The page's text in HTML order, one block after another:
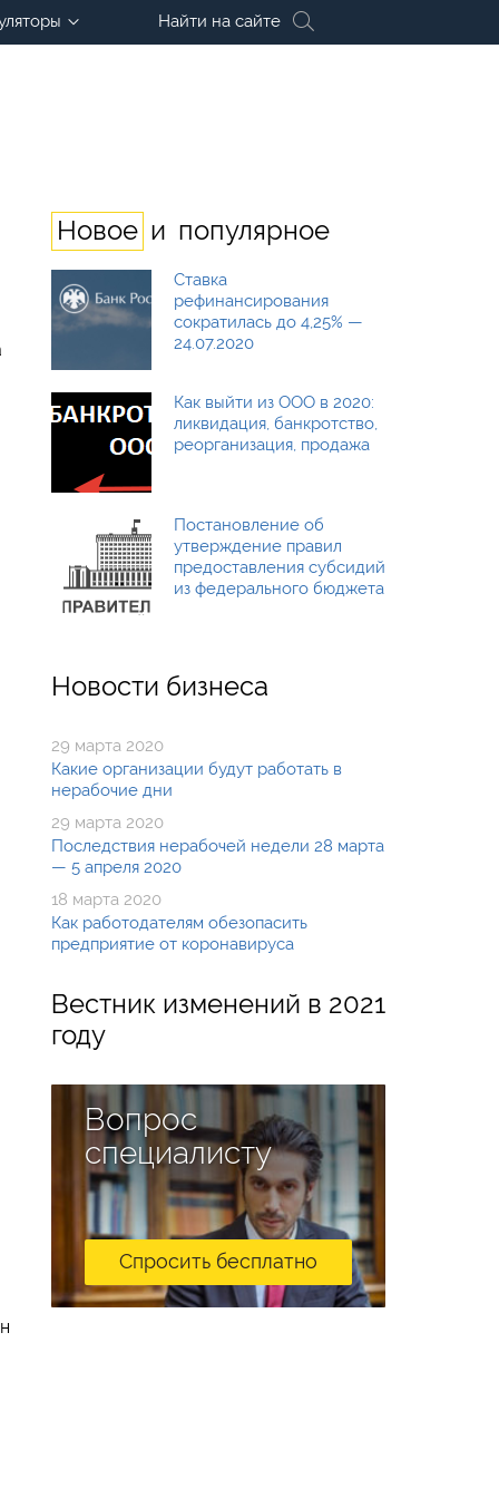
Найти на сайте
Новое и популярное
Ставка
рефинансирования
сократилась до 4,25% —
24.07.2020
Как выйти из ООО в 2020:
ликвидация, банкротство,
реорганизация, продажа
Постановление об
утверждение правил
предоставления субсидий
из федерального бюджета
Новости бизнеса
29 марта 2020
Какие организации будут работать в
нерабочие дни
29 марта 2020
Последствия нерабочей недели 28 марта
— 5 апреля 2020
18 марта 2020
Как работодателям обезопасить
предприятие от коронавируса
Вестник изменений в 2021
году
Вопрос
специалисту
Спросить бесплатно